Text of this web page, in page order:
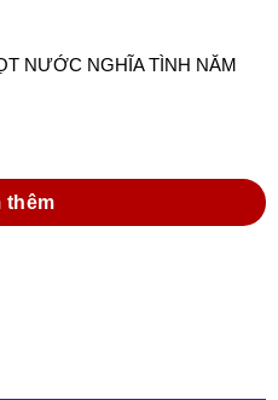
NƯỚC NGHĨA TÌNH NĂM
thêm